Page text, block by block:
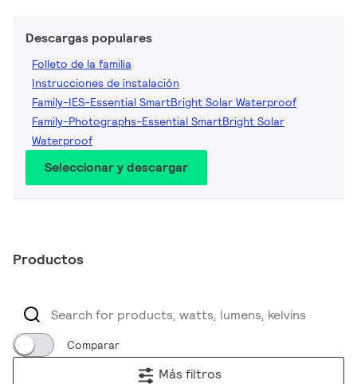
Descargas populares
Folleto de la familia
Instrucciones de instalación
Family-IES-Essential SmartBright Solar Waterproof
Family-Photographs-Essential SmartBright Solar
Waterproof
Seleccionar y descargar
Productos
Comparar
Más filtros